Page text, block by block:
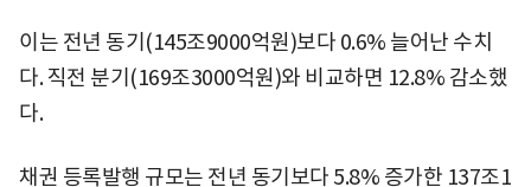
이는 전년 동기(145조9000억원)보다 0.6% 늘어난 수치
다. 직전 분기(169조3000억원)와 비교하면 12.8% 감소했
다.
채권 등록발행 규모는 전년 동기보다 5.8% 증가한 137조1